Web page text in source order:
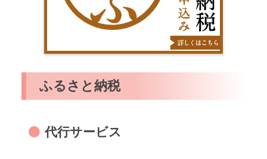
ふるさと納税
代行サービス